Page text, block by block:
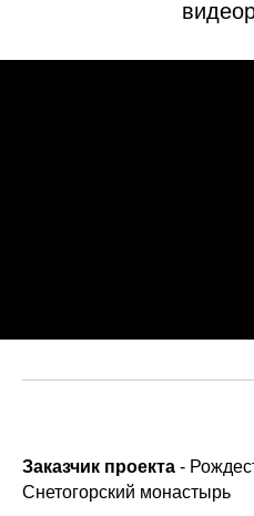
Заказчик проекта -
Снетогорский монастырь